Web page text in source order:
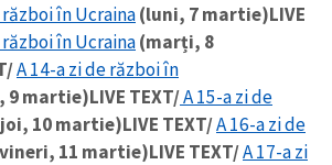
război în Ucraina(luni, 7 martie)LIVE
război în Ucraina(marți, 8
A 14-a zi de război în
9 martie)LIVE TEXT/A 15-a zi de
10 martie)LIVE TEXT/A 16-a zi de
11 martie)LIVE TEXT/A 17-a zi